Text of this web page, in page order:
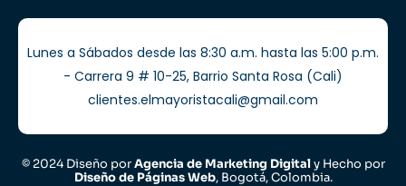
Lunes a Sábados desde las 8:30 a.m. hasta las 5:00 p.m.
- Carrera 9 # 10-25, Barrio Santa Rosa (Cali)
clientes.elmayoristacali@gmail.com
© 2024 Diseño porAgencia de Marketing Digitaly Hecho por
Diseño de Páginas Web, Bogotá, Colombia.